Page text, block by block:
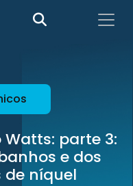
parte 3:
e dos
de níquel